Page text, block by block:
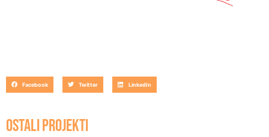
Facebook Twitter LinkedIn
OSTALI PROJEKTI